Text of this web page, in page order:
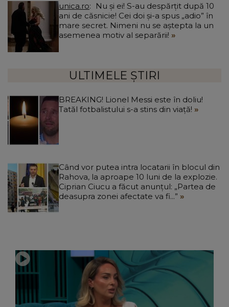
unica.ro
ani de căsnicie! Cei doi și-a spus „adio” în
mare secret. Nimeni nu se aștepta la un
asemenea motiv al separării!
ULTIMELE ȘTIRI
BREAKING! Lionel Messi este în doliu!
Tatăl fotbalistului s-a stins din viață!
Când vor putea intra locatarii în blocul din
Rahova, la aproape 10 luni de la explozie.
Ciprian Ciucu a făcut anunțul: „Partea de
deasupra zonei afectate va fi...”